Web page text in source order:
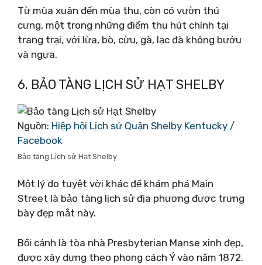
Từ mùa xuân đến mùa thu, còn có vườn thú
cưng, một trong những điểm thu hút chính tại
trang trại, với lừa, bò, cừu, gà, lạc đà không bướu
và ngựa.
6. BẢO TÀNG LỊCH SỬ HẠT SHELBY
Nguồn: Hiệp hội Lịch sử Quận Shelby Kentucky /
Facebook
Bảo tàng Lịch sử Hạt Shelby
Một lý do tuyệt vời khác để khám phá Main
Street là bảo tàng lịch sử địa phương được trưng
bày đẹp mắt này.
Bối cảnh là tòa nhà Presbyterian Manse xinh đẹp,
được xây dựng theo phong cách Ý vào năm 1872.